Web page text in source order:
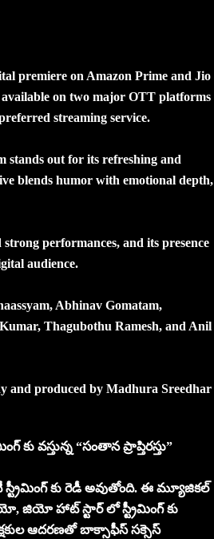
premiere on Amazon Prime and Jio
on two major OTT platforms
streaming service.
out for its refreshing and
blends humor with emotional depth,
performances, and its presence
audience.
Abhinav Gomatam,
Thagubothu Ramesh, and Anil
and produced by Madhura Sreedhar
“సంతాన ప్రాప్తిరస్తు”
కు రెడీ అవుతోంది. ఈ మ్యూజికల్
జియో హాట్ స్టార్ లో స్ట్రీమింగ్ కు
ఆదరణతో బాక్సాఫీస్ సక్సెస్